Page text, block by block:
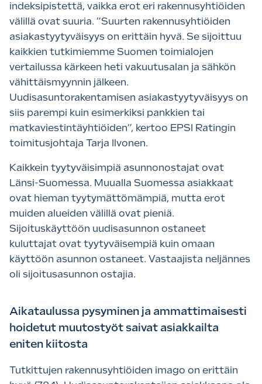
indeksipistettä, vaikka erot eri rakennusyhtiöiden
välillä ovat suuria. ”Suurten rakennusyhtiöiden
asiakastyytyväisyys on erittäin hyvä. Se sijoittuu
kaikkien tutkimiemme Suomen toimialojen
vertailussa kärkeen heti vakuutusalan ja sähkön
vähittäismyynnin jälkeen.
Uudisasuntorakentamisen asiakastyytyväisyys on
siis parempi kuin esimerkiksi pankkien tai
matkaviestintäyhtiöiden”, kertoo EPSI Ratingin
toimitusjohtaja Tarja Ilvonen.
Kaikkein tyytyväisimpiä asunnonostajat ovat
Länsi-Suomessa. Muualla Suomessa asiakkaat
ovat hieman tyytymättömämpiä, mutta erot
muiden alueiden välillä ovat pieniä.
Sijoituskäyttöön uudisasunnon ostaneet
kuluttajat ovat tyytyväisempiä kuin omaan
käyttöön asunnon ostaneet. Vastaajista neljännes
oli sijoitusasunnon ostajia.
Aikataulussa pysyminen ja ammattimaisesti
hoidetut muutostyöt saivat asiakkailta
eniten kiitosta
Tutkittujen rakennusyhtiöiden imago on erittäin